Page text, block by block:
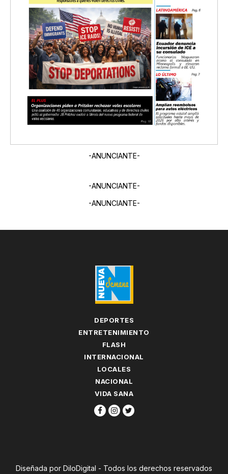
-ANUNCIANTE-
-ANUNCIANTE-
-ANUNCIANTE-
DEPORTES
ENTRETENIMIENTO
FLASH
INTERNACIONAL
LOCALES
NACIONAL
VIDA SANA
Diseñada por DiloDigital - Todos los derechos reservados